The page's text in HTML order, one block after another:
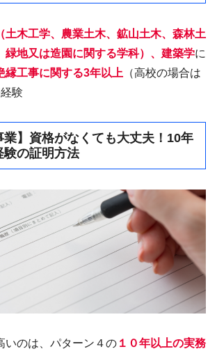
土木工学、農業土木、鉱山土木、森林土
緑地又は造園に関する学科）、建築学に
縁工事に関する3年以上 （高校の場合は
験
業】資格がなくても大丈夫！10年
験の証明方法
いのは、パターン４の １０年以上の実務